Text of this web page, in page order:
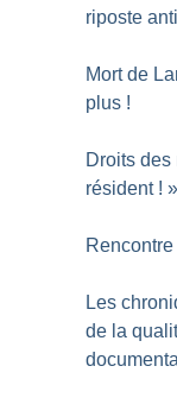
riposte
Mort de
plus !
Droits des
résident ! »
Les
de la